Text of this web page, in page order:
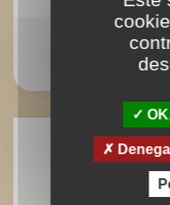
Les